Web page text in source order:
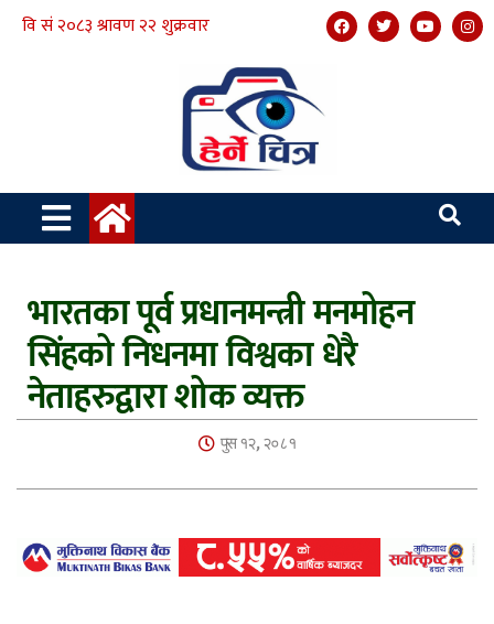
भारतका पूर्व प्रधानमन्त्री मनमोहन
सिंहको निधनमा विश्वका धेरै
नेताहरुद्वारा शोक व्यक्त
पुस १२, २०८१